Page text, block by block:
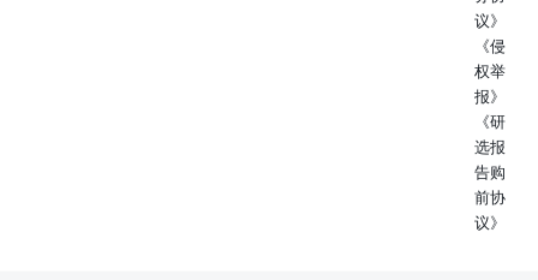
议》
《侵
权举
报》
《研
选报
告购
前协
议》